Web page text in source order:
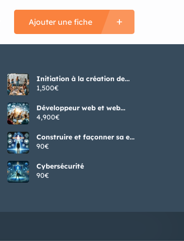
Ajouter une fiche
Initiation à la création de
jeux vidéos
1,500€
Développeur web et web
mobile BAC + 2
4,900€
Construire et façonner sa e-
réputation – Webinaire
90€
Cybersécurité
90€